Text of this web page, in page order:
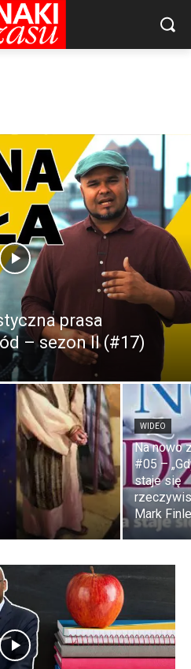
prasa
– sezon II (#17)
WIDEO
Na nowo
#05 –
staje się
Mark